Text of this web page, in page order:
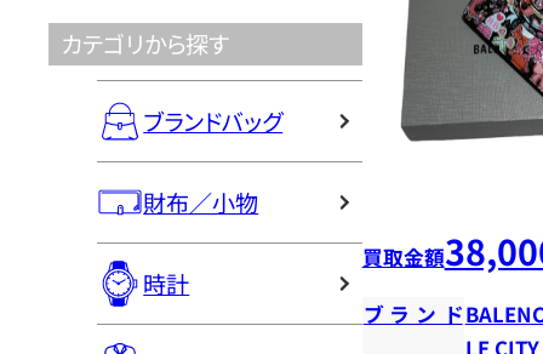
カテゴリから探す
ブランドバッグ
財布／小物
時計
買取金額
ブランド